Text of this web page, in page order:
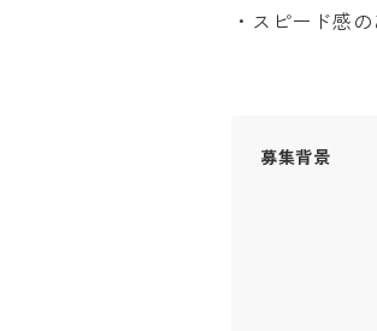
・スピード感
募集背景